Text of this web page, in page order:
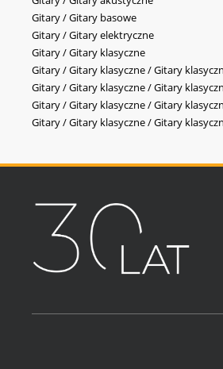
Gitary / Gitary basowe
Gitary / Gitary elektryczne
Gitary / Gitary klasyczne
Gitary / Gitary klasyczne / Gitary
Gitary / Gitary klasyczne / Gitary
Gitary / Gitary klasyczne / Gitary
Gitary / Gitary klasyczne / Gitary